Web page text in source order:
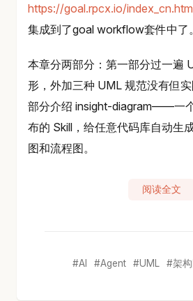
https://goal.rpcx.io/
集成到了goal workflow套件中了。
本章分两部分：第一部分过一遍
形，外加三种 UML 规范没有但
部分介绍 insight-diagram——一
布的 Skill，给任意代码库自动生
图和流程图。
阅读全文
AI Agent UML 架